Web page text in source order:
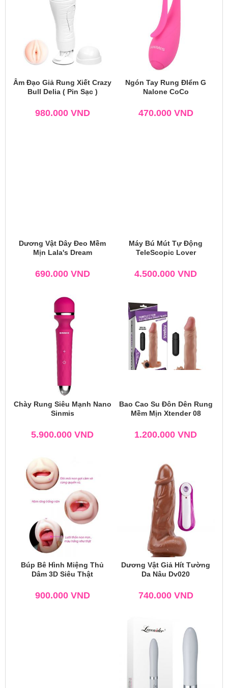
Âm Đạo Giả Rung Xiết Crazy
Bull Delia ( Pin Sạc )
980.000 VND
Ngón Tay Rung ĐIểm G
Nalone CoCo
470.000 VND
Dương Vật Dây Đeo Mềm
Mịn Lala's Dream
690.000 VND
Máy Bú Mút Tự Động
TeleScopic Lover
4.500.000 VND
Chày Rung Siêu Mạnh Nano
Sinmis
5.900.000 VND
Bao Cao Su Đôn Dên Rung
Mềm Mịn Xtender 08
1.200.000 VND
Búp Bê Hình Miệng Thủ
Dâm 3D Siêu Thật
900.000 VND
Dương Vật Giả Hít Tường
Da Nâu Dv020
740.000 VND